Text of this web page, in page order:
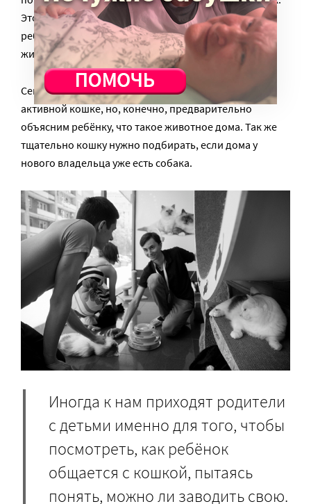
Это не значит, что все дети мучают кошек, просто
ребёнок – слишком активное соседство для такого
животного.
Семью с ребёнком мы будем искать, наоборот,
активной кошке, но, конечно, предварительно
объясним ребёнку, что такое животное дома. Так же
тщательно кошку нужно подбирать, если дома у
нового владельца уже есть собака.
Иногда к нам приходят родители
с детьми именно для того, чтобы
посмотреть, как ребёнок
общается с кошкой, пытаясь
понять, можно ли заводить свою.